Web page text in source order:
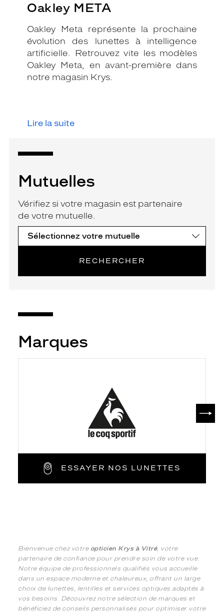
Oakley META
Oakley Meta représente la prochaine
évolution des lunettes à intelligence
artificielle. Retrouvez vite les modèles
Oakley Meta, en avant-première dans
notre magasin Krys.
Lire la suite
Mutuelles
Vérifiez si votre magasin est partenaire
de votre mutuelle.
RECHERCHER
Marques
ESSAYER NOS LUNETTES
Bienvenue chez votre opticien Krys à Vitré, votre
partenaire de confiance pour prendre soin de votre vue.
Notre équipe de professionnels qualifiés vous accueille
dans un espace moderne et chaleureux, offrant un large
choix de lunettes, lentilles et services optiques adaptés à
vos besoins. Découvrez notre sélection de marques et
bénéficiez de conseils personnalisés pour optimiser votre